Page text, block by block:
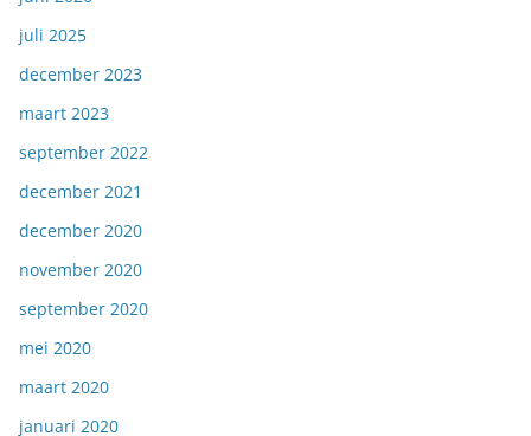
juli 2025
december 2023
maart 2023
september 2022
december 2021
december 2020
november 2020
september 2020
mei 2020
maart 2020
januari 2020